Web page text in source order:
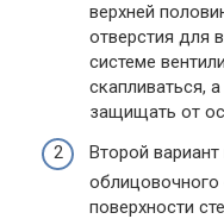
верхней
отверстия для
системе
скапливаться,
защищать от
Второй
поверхности